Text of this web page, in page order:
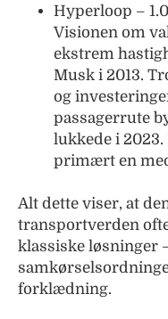
Hyperloop –
Visionen om
ekstrem
Musk i 2013.
og
passagerrute
lukkede i
primært en
Alt dette viser, at
transportverden
klassiske løsninger
forklædning.